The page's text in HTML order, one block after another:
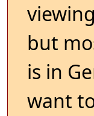
but
is in
want